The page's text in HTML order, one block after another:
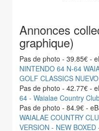
Annonces
graphique)
Pas de photo - 39.85€ -
NINTENDO 64 N-64
GOLF CLASSICS
Pas de photo - 42.77€ -
64 - Waialae Country
Pas de photo - 84.9€ -
WAIALAE COUNTRY
VERSION - NEW BOXED